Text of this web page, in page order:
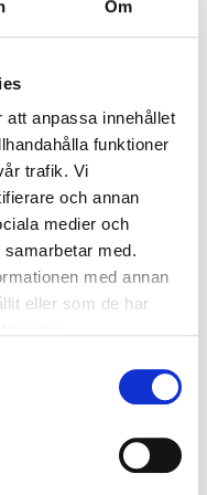
Om
att anpassa innehållet
funktioner
trafik. Vi
och annan
medier och
med.
med annan
eller som de har
(trådlös
armaturens